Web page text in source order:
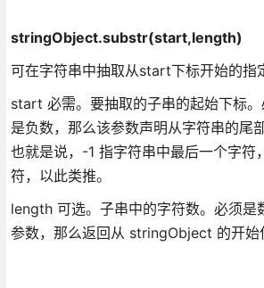
stringObject.substr(start,length)
可在字符串中抽取从start下标开始的指
start 必需。要抽取的子串的起始下标
是负数，那么该参数声明从字符串的尾
也就是说，-1 指字符串中最后一个字符
符，以此类推。
length 可选。子串中的字符数。必须是
参数，那么返回从 stringObject 的开始